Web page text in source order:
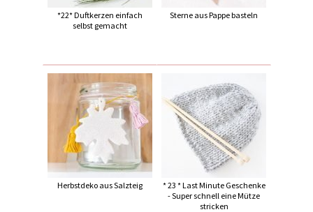
*22* Duftkerzen einfach
selbst gemacht
Sterne aus Pappe basteln
Herbstdeko aus Salzteig
* 23 * Last Minute Geschenke
- Super schnell eine Mütze
stricken